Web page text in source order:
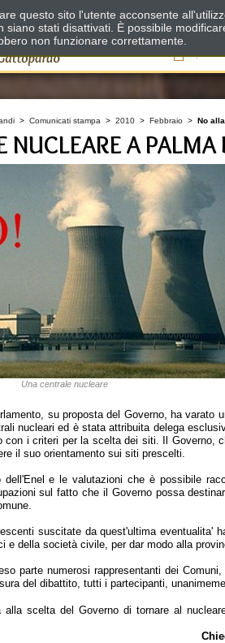
Il
> Comunicati stampa > 2010 > Febbraio > No
NUCLEARE A
Una centrale nucleare
su proposta del Governo, ha
nucleari ed è stata attribuita delega
con i criteri per la scelta dei siti. Il Governo,
il suo orientamento sui siti prescelti.
dell'Enel e le valutazioni che è possibile
sul fatto che il Governo possa
suscitate da quest'ultima eventualita'
e della società civile, per dar modo alla
parte numerosi rappresentanti dei
del dibattito, tutti i partecipanti,
alla scelta del Governo di tornare al
questo sito l'utente acconsente
siano stati disattivati. È possibile
non funzionare correttamente.